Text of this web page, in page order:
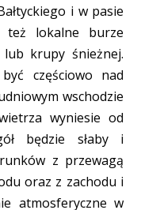
i w pasie
też lokalne burze
krupy śnieżnej.
częściowo nad
wschodzie
wyniesie od
będzie słaby i
z przewagą
oraz z zachodu i
atmosferyczne w